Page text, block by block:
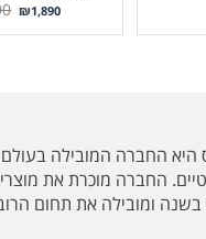
₪1,890
היא החברה המובילה בעולם
החברה מוכרת את
בשנה ומובילה את תחום